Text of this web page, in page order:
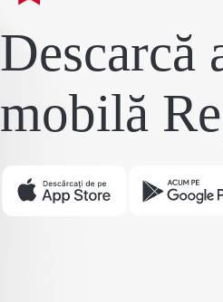
Descarcă
mobilă